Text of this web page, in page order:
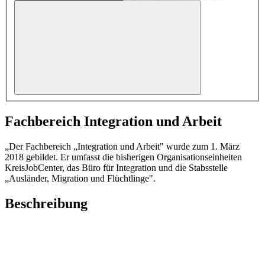
Fachbereich Integration und Arbeit
„Der Fachbereich „Integration und Arbeit" wurde zum 1. März
2018 gebildet. Er umfasst die bisherigen Organisationseinheiten
KreisJobCenter, das Büro für Integration und die Stabsstelle
„Ausländer, Migration und Flüchtlinge".
Beschreibung